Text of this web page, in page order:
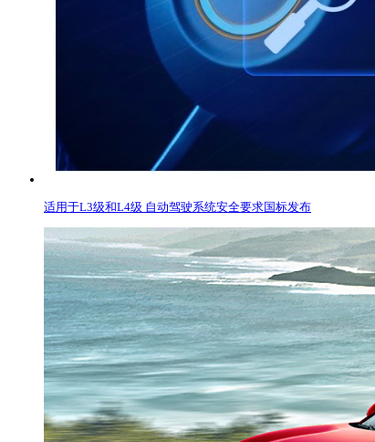
适用于L3级和L4级 自动驾驶系统安全要求国标发布